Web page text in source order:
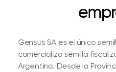
Gensus SA es el único
comercializa semilla
Argentina. Desde la